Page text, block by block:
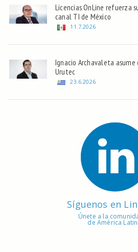
Licencias OnLine refuerza
canal TI de México
11.7.2026
Ignacio Archavaleta
Urutec
23.6.2026
Síguenos en
Únete a la
de América